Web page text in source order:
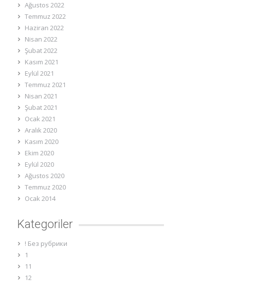
Ağustos 2022
Temmuz 2022
Haziran 2022
Nisan 2022
Şubat 2022
Kasım 2021
Eylül 2021
Temmuz 2021
Nisan 2021
Şubat 2021
Ocak 2021
Aralık 2020
Kasım 2020
Ekim 2020
Eylül 2020
Ağustos 2020
Temmuz 2020
Ocak 2014
Kategoriler
! Без рубрики
1
11
12